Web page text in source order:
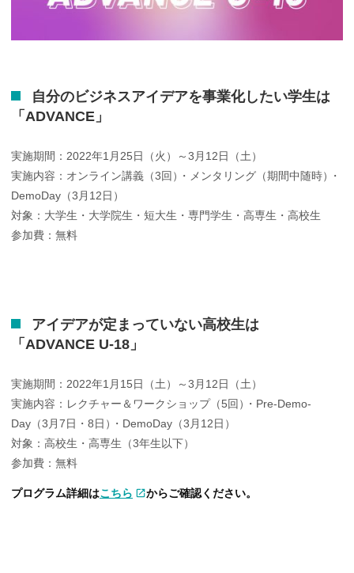
自分のビジネスアイデアを事業化したい学生は
「ADVANCE」
実施期間：2022年1月25日（火）～3月12日（土）
実施内容：オンライン講義（3回 ） ・メンタリング（期間中随時）
・
DemoDay（3月12日）
対象：大学生・大学院生・短大生・専門学生・高専生・高校生
参加費：無料
アイデアが定まっていない高校生は
「ADVANCE U-18」
実施期間：2022年1月15日（土）～3月12日（土）
実施内容：レクチャー＆ワークショップ（5回 ） ・Pre-Demo-
Day（3月7日・8日 ） ・DemoDay（3月12日）
対象：高校生・高専生（3年生以下）
参加費：無料
プログラム詳細はこちら からご確認ください。